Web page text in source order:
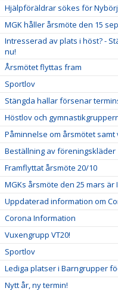
Hjälpföräldrar sökes för
MGK håller årsmöte den 15
Intresserad av plats i höst? -
nu!
Årsmötet flyttas fram
Sportlov
Stängda hallar försenar
Höstlov och
Påminnelse om årsmötet
Beställning av föreningskläder
Framflyttat årsmöte 20/10
MGKs årsmöte den 25 mars är
Uppdaterad information om
Corona Information
Vuxengrupp VT20!
Sportlov
Lediga platser i Barngrupper
Nytt år, ny termin!